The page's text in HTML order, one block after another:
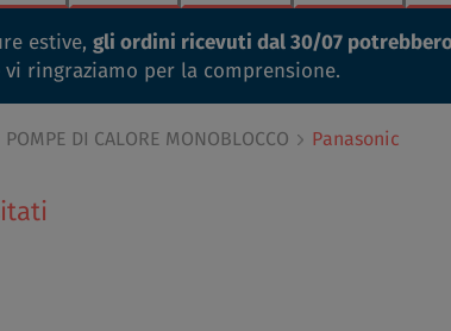
estive, gli ordini ricevuti dal 30/07
ringraziamo per la comprensione.
POMPE DI CALORE MONOBLOCCO Panasonic